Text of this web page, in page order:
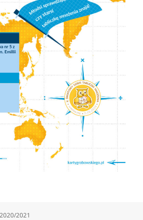
Dzień Tabliczki Mnożenia
2021